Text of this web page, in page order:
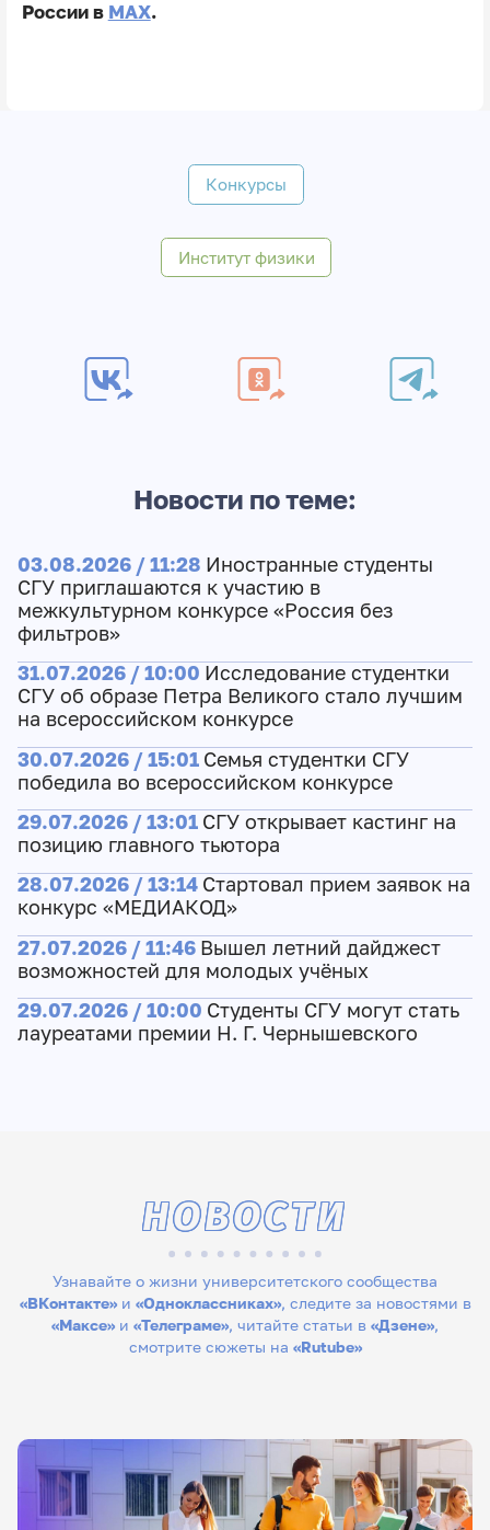
России в MAX.
Конкурсы
Институт физики
Новости по теме:
03.08.2026 / 11:28 Иностранные студенты
СГУ приглашаются к участию в
межкультурном конкурсе «Россия без
фильтров»
31.07.2026 / 10:00 Исследование студентки
СГУ об образе Петра Великого стало лучшим
на всероссийском конкурсе
30.07.2026 / 15:01 Семья студентки СГУ
победила во всероссийском конкурсе
29.07.2026 / 13:01 СГУ открывает кастинг на
позицию главного тьютора
28.07.2026 / 13:14 Стартовал прием заявок на
конкурс «МЕДИАКОД»
27.07.2026 / 11:46 Вышел летний дайджест
возможностей для молодых учёных
29.07.2026 / 10:00 Студенты СГУ могут стать
лауреатами премии Н. Г. Чернышевского
Узнавайте о жизни университетского сообщества
«ВКонтакте»и «Одноклассниках», следите за новостями в
«Максе» и «Телеграме», читайте статьи в «Дзене»,
смотрите сюжеты на «Rutube»
НОВОСТИ